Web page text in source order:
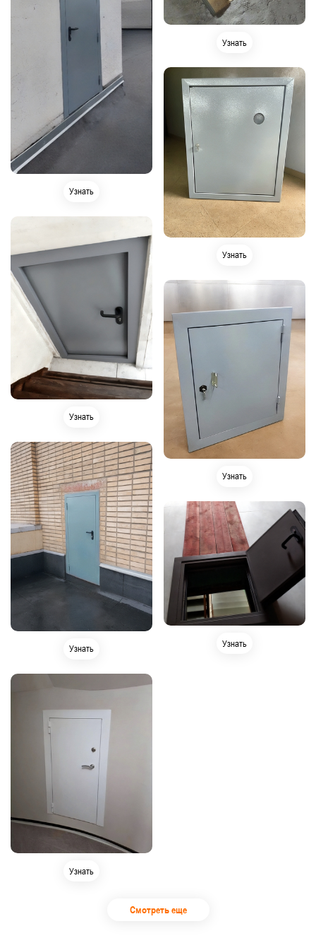
Узнать
Узнать
Узнать
Узнать
Узнать
Узнать
Узнать
Узнать
Смотреть еще